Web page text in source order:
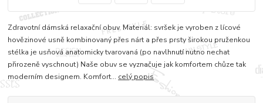
Zdravotní dámská relaxační obuv. Materiál: svršek je vyroben z lícové
hovězinové usně kombinovaný přes nárt a přes prsty širokou pruženkou
stélka je usňová anatomicky tvarovaná (po navlhnutí nutno nechat
přirozeně vyschnout) Naše obuv se vyznačuje jak komfortem chůze tak
moderním designem. Komfort... celý popis